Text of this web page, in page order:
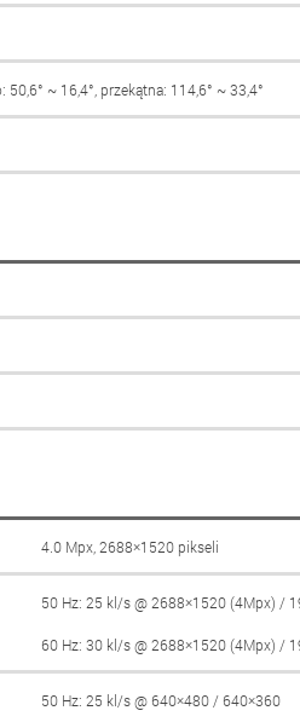
~ 16,4°, przekątna: 114,6° ~ 33,4°
4.0 Mpx, 2688×1520 pikseli
50 Hz: 25 kl/s @ 2688×1520 (4Mpx) /
60 Hz: 30 kl/s @ 2688×1520 (4Mpx) /
50 Hz: 25 kl/s @ 640×480 / 640×360